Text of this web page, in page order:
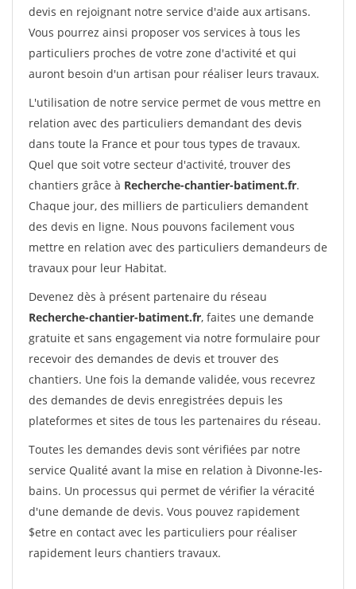
devis en rejoignant notre service d'aide aux artisans.
Vous pourrez ainsi proposer vos services à tous les
particuliers proches de votre zone d'activité et qui
auront besoin d'un artisan pour réaliser leurs travaux.
L'utilisation de notre service permet de vous mettre en
relation avec des particuliers demandant des devis
dans toute la France et pour tous types de travaux.
Quel que soit votre secteur d'activité, trouver des
chantiers grâce à Recherche-chantier-batiment.fr.
Chaque jour, des milliers de particuliers demandent
des devis en ligne. Nous pouvons facilement vous
mettre en relation avec des particuliers demandeurs de
travaux pour leur Habitat.
Devenez dès à présent partenaire du réseau
Recherche-chantier-batiment.fr, faites une demande
gratuite et sans engagement via notre formulaire pour
recevoir des demandes de devis et trouver des
chantiers. Une fois la demande validée, vous recevrez
des demandes de devis enregistrées depuis les
plateformes et sites de tous les partenaires du réseau.
Toutes les demandes devis sont vérifiées par notre
service Qualité avant la mise en relation à Divonne-les-
bains. Un processus qui permet de vérifier la véracité
d'une demande de devis. Vous pouvez rapidement
$etre en contact avec les particuliers pour réaliser
rapidement leurs chantiers travaux.